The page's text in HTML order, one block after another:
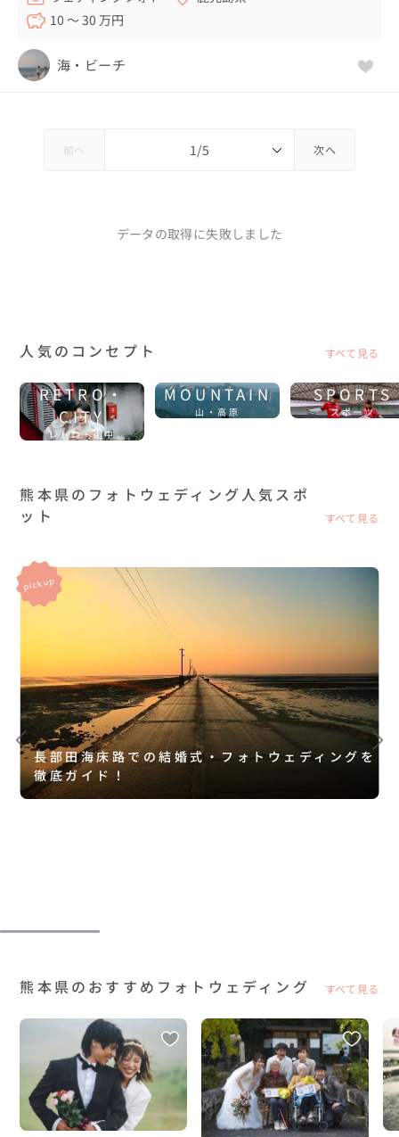
10 〜 30 万円
海・ビーチ
前へ 次へ
データの取得に失敗しました
人気のコンセプト すべて見る
RETRO・
CITY
レトロ・街中
MOUNTAIN
山・高原
SPORTS
スポーツ
熊本県のフォトウェディング人気スポ
ット
すべて見る
長部田海床路での結婚式・フォトウェディングを
徹底ガイド！
熊本県のおすすめフォトウェディング すべて見る